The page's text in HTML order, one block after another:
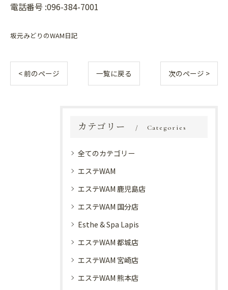
電話番号 :096-384-7001
坂元みどりのWAM日記
< 前のページ 一覧に戻る 次のページ >
カテゴリー Categories
全てのカテゴリー
エステWAM
エステWAM 鹿児島店
エステWAM 国分店
Esthe & Spa Lapis
エステWAM 都城店
エステWAM 宮崎店
エステWAM 熊本店